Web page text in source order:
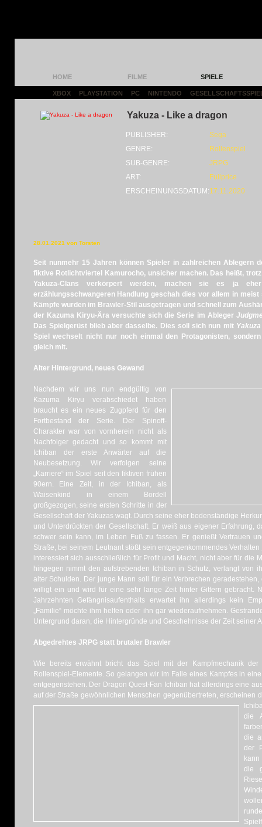
HOME FILME SPIELE
XBOX PLAYSTATION PC NINTENDO
Yakuza - Like a dragon
PUBLISHER:
Sega
GENRE:
Rollenspiel
SUB-GENRE:
JRPG
ART:
Fullprice
ERSCHEINUNGSDATUM:17.11.2020
28.01.2021 von Torsten
Seit nunmehr 15 Jahren können Spieler in zahlreichen Ablegern
fiktive Rotlichtviertel Kamurocho, unsicher machen. Das heißt,
Yakuza-Clans verkörpert werden, machen sie es ja
erzählungsschwangeren Handlung geschah dies vor allem in
Kämpfe wurden im Brawler-Stil ausgetragen und schnell zum
der Kazuma Kiryu-Ära versuchte sich die Serie im Ableger
Das Spielgerüst blieb aber dasselbe. Dies soll sich nun mit
Spiel wechselt nicht nur noch einmal den Protagonisten,
gleich mit.
Alter Hintergrund, neues Gewand
Nachdem wir uns nun endgültig von
Kazuma Kiryu verabschiedet haben
braucht es ein neues Zugpferd für den
Fortbestand der Serie. Der Spinoff-
Charakter war von vornherein nicht als
Nachfolger gedacht und so kommt mit
Ichiban der erste Anwärter auf die
Neubesetzung. Wir verfolgen seine
„Karriere“ im Spiel seit den fiktiven frühen
90ern. Eine Zeit, in der Ichiban, als
Waisenkind in einem Bordell
großgezogen, seine ersten Schritte in der
Gesellschaft der Yakuzas wagt. Durch seine eher bodenständige
und Unterdrückten der Gesellschaft. Er weiß aus eigener Erfahrung,
schwer sein kann, im Leben Fuß zu fassen. Er genießt Vertrauen
Straße, bei seinem Leutnant stößt sein entgegenkommendes
interessiert sich ausschließlich für Profit und Macht, nicht aber für die
hingegen nimmt den aufstrebenden Ichiban in Schutz, verlangt von
alter Schulden. Der junge Mann soll für ein Verbrechen
willigt ein und wird für eine sehr lange Zeit hinter Gittern gebracht.
Jahrzehnten Gefängnisaufenthalts erwartet ihn allerdings kein
„Familie“ möchte ihm helfen oder ihn gar wiederaufnehmen.
Untergrund daran, die Hintergründe und Geschehnisse der Zeit seiner
Abgedrehtes JRPG statt brutaler Brawler
Wie bereits erwähnt bricht das Spiel mit der Kampfmechanik
Rollenspiel-Elemente. So gelangen wir im Falle eines Kampfes in
entgegenstehen. Der Dragon Quest-Fan Ichiban hat allerdings eine
auf der Straße gewöhnlichen Menschen gegenübertreten, erscheinen
die
die
der
die